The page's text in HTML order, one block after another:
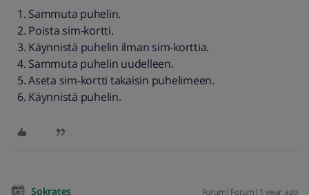
Sammuta puhelin.
Poista sim-kortti.
Käynnistä puhelin ilman sim-korttia.
Sammuta puhelin uudelleen.
Aseta sim-kortti takaisin puhelimeen.
Käynnistä puhelin.
Sokrates Forum|Forum|1 year ago